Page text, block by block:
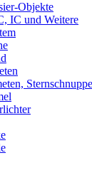
Objekte
IC und Weitere